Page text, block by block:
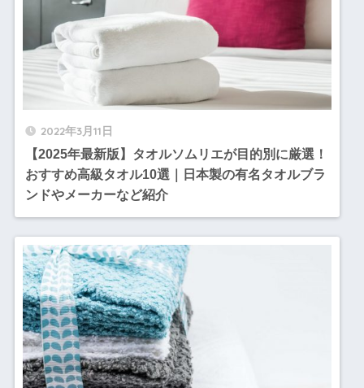
2022年3月11日
【2025年最新版】タオルソムリエが目的別に厳選！
おすすめ高級タオル10選｜日本製の有名タオルブラ
ンドやメーカーなど紹介